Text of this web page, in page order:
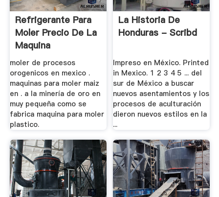
Refrigerante Para
Moler Precio De La
Maquina
moler de procesos
orogenicos en mexico .
maquinas para moler maiz
en . a la minería de oro en
muy pequeña como se
fabrica maquina para moler
plastico.
La Historia De
Honduras - Scribd
Impreso en México. Printed
in Mexico. 1 2 3 4 5 ... del
sur de México a buscar
nuevos asentamientos y los
procesos de aculturación
dieron nuevos estilos en la
...